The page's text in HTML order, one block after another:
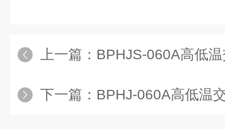
上一篇： BPHJS-060A高低温交变湿热
下一篇： BPHJ-060A高低温交变湿热试验